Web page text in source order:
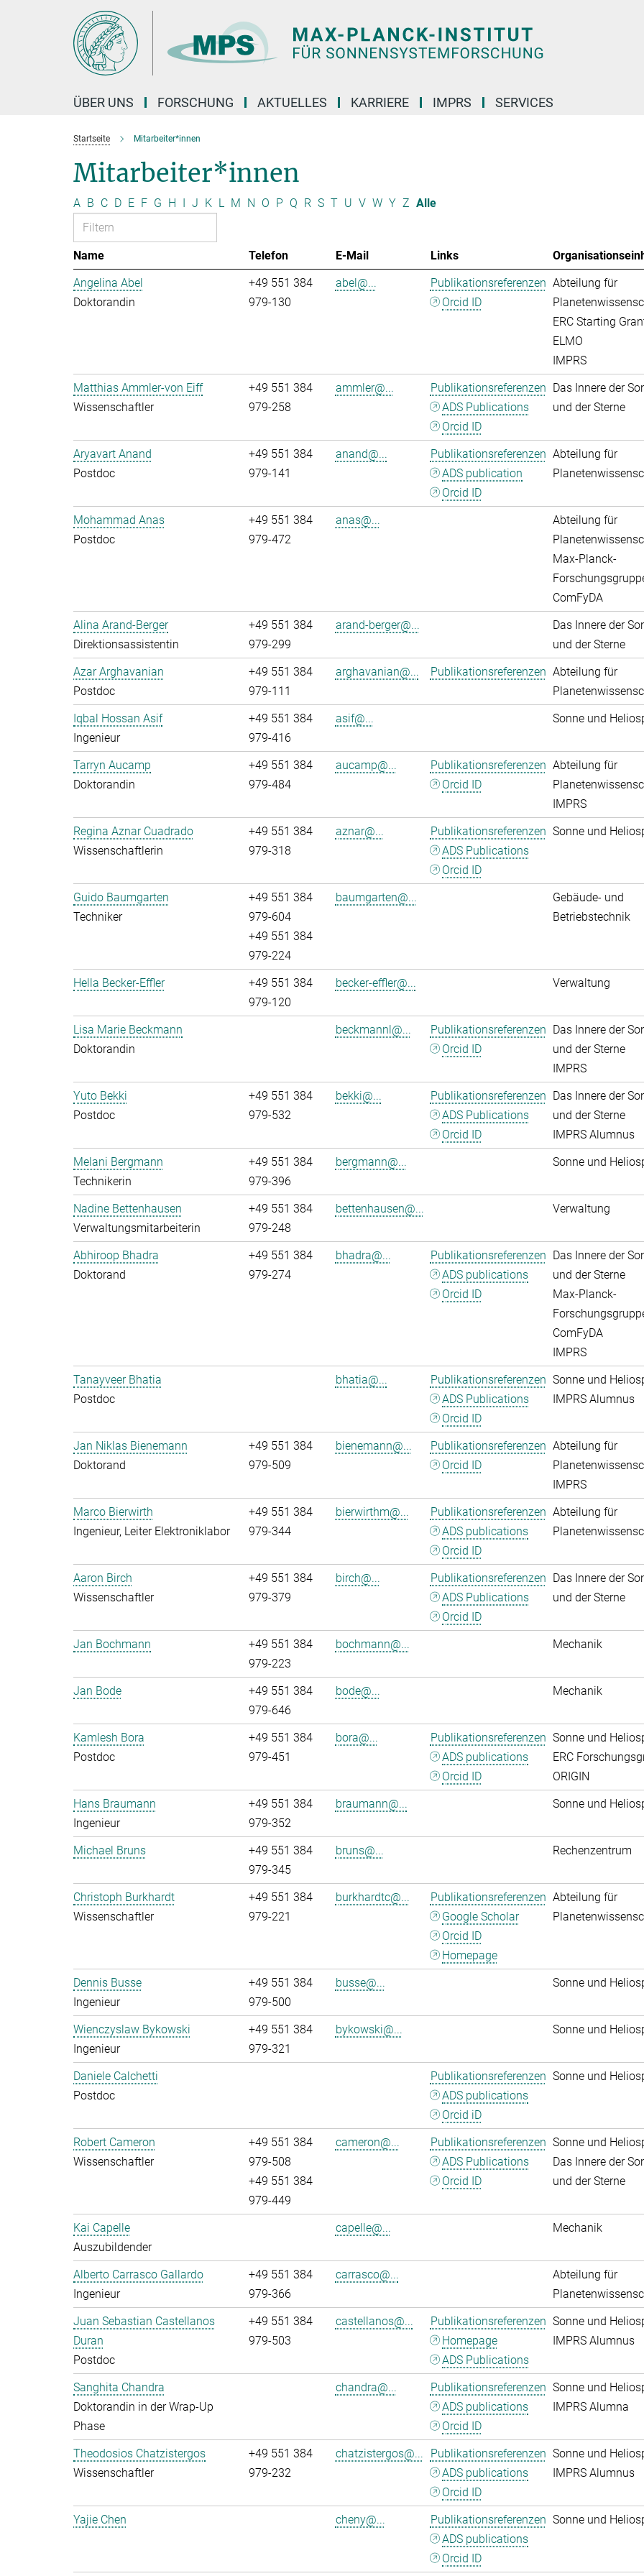
ÜBER UNS FORSCHUNG AKTUELLES KARRIERE IMPRS SERVICES
Startseite Mitarbeiter*innen
Mitarbeiter*innen
A B C D E F G H I J K L M N O P Q R S T U V W Y Z Alle
Name Telefon E-Mail Links
Angelina Abel
Doktorandin
+49 551 384
979-130
abel@...
Publikationsreferenzen
Orcid ID
Abteilung für
ERC Starting
ELMO
IMPRS
Matthias Ammler-von Eiff
Wissenschaftler
+49 551 384
979-258
ammler@...
Publikationsreferenzen
ADS Publications
Orcid ID
Das Innere der
und der Sterne
Aryavart Anand
Postdoc
+49 551 384
979-141
anand@...
Publikationsreferenzen
ADS publication
Orcid ID
Abteilung für
Mohammad Anas
Postdoc
+49 551 384
979-472
anas@...
Abteilung für
Max-Planck-
ComFyDA
Alina Arand-Berger
Direktionsassistentin
+49 551 384
979-299
arand-berger@...
Das Innere der
und der Sterne
Azar Arghavanian
Postdoc
+49 551 384
979-111
arghavanian@... Publikationsreferenzen Abteilung für
Iqbal Hossan Asif
Ingenieur
+49 551 384
979-416
asif@... Sonne und
Tarryn Aucamp
Doktorandin
+49 551 384
979-484
aucamp@...
Publikationsreferenzen
Orcid ID
Abteilung für
IMPRS
Regina Aznar Cuadrado
Wissenschaftlerin
+49 551 384
979-318
aznar@...
Publikationsreferenzen
ADS Publications
Orcid ID
Sonne und
Guido Baumgarten
Techniker
+49 551 384
979-604
+49 551 384
979-224
baumgarten@...
Gebäude- und
Betriebstechnik
Hella Becker-Effler
+49 551 384
979-120
becker-effler@... Verwaltung
Lisa Marie Beckmann
Doktorandin
beckmannl@...
Publikationsreferenzen
Orcid ID
Das Innere der
und der Sterne
IMPRS
Yuto Bekki
Postdoc
+49 551 384
979-532
bekki@...
Publikationsreferenzen
ADS Publications
Orcid ID
Das Innere der
und der Sterne
IMPRS Alumnus
Melani Bergmann
Technikerin
+49 551 384
979-396
bergmann@... Sonne und
Nadine Bettenhausen
Verwaltungsmitarbeiterin
+49 551 384
979-248
bettenhausen@... Verwaltung
Abhiroop Bhadra
Doktorand
+49 551 384
979-274
bhadra@...
Publikationsreferenzen
ADS publications
Orcid ID
Das Innere der
und der Sterne
Max-Planck-
ComFyDA
IMPRS
Tanayveer Bhatia
Postdoc
bhatia@...
Publikationsreferenzen
ADS Publications
Orcid ID
Sonne und
IMPRS Alumnus
Jan Niklas Bienemann
Doktorand
+49 551 384
979-509
bienemann@...
Publikationsreferenzen
Orcid ID
Abteilung für
IMPRS
Marco Bierwirth
Ingenieur, Leiter Elektroniklabor
+49 551 384
979-344
bierwirthm@...
Publikationsreferenzen
ADS publications
Orcid ID
Abteilung für
Aaron Birch
Wissenschaftler
+49 551 384
979-379
birch@...
Publikationsreferenzen
ADS Publications
Orcid ID
Das Innere der
und der Sterne
Jan Bochmann
+49 551 384
979-223
bochmann@... Mechanik
Jan Bode
+49 551 384
979-646
bode@... Mechanik
Kamlesh Bora
Postdoc
+49 551 384
979-451
bora@...
Publikationsreferenzen
ADS publications
Orcid ID
Sonne und
ERC
ORIGIN
Hans Braumann
Ingenieur
+49 551 384
979-352
braumann@... Sonne und
Michael Bruns
+49 551 384
979-345
bruns@... Rechenzentrum
Christoph Burkhardt
Wissenschaftler
+49 551 384
979-221
burkhardtc@...
Publikationsreferenzen
Google Scholar
Orcid ID
Homepage
Abteilung für
Dennis Busse
Ingenieur
+49 551 384
979-500
busse@... Sonne und
Wienczyslaw Bykowski
Ingenieur
+49 551 384
979-321
bykowski@... Sonne und
Daniele Calchetti
Postdoc
Publikationsreferenzen
ADS publications
Orcid iD
Sonne und
Robert Cameron
Wissenschaftler
+49 551 384
979-508
+49 551 384
979-449
cameron@...
Publikationsreferenzen
ADS Publications
Orcid ID
Sonne und
Das Innere der
und der Sterne
Kai Capelle
Auszubildender
capelle@... Mechanik
Alberto Carrasco Gallardo
Ingenieur
+49 551 384
979-366
carrasco@...
Abteilung für
Juan Sebastian Castellanos
Duran
Postdoc
+49 551 384
979-503
castellanos@...
Publikationsreferenzen
Homepage
ADS Publications
Sonne und
IMPRS Alumnus
Sanghita Chandra
Doktorandin in der Wrap-Up
Phase
chandra@...
Publikationsreferenzen
ADS publications
Orcid ID
Sonne und
IMPRS Alumna
Theodosios Chatzistergos
Wissenschaftler
+49 551 384
979-232
chatzistergos@...
Publikationsreferenzen
ADS publications
Orcid ID
Sonne und
IMPRS Alumnus
Yajie Chen cheny@...
Publikationsreferenzen
ADS publications
Orcid ID
Sonne und